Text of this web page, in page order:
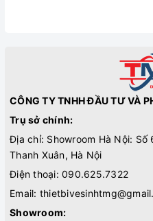
CÔNG TY TNHH ĐẦU TƯ VÀ
Trụ sở chính:
Địa chỉ: Showroom Hà Nội: Số
Thanh Xuân, Hà Nội
Điện thoại: 090.625.7322
Email:
Showroom: